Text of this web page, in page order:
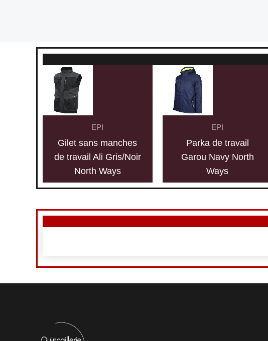
EPI
Gilet sans manches
de travail Ali Gris/Noir
North Ways
EPI
Parka de travail
Garou Navy North
Ways